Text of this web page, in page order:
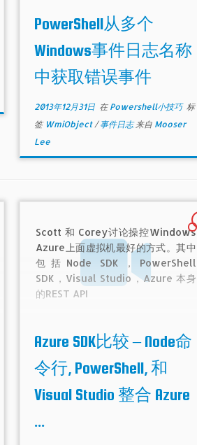
100个出错事件。
PowerShell从多个
Windows事件日志名称
中获取错误事件
2013年12月31日在 Powershell小技巧 标
签 WmiObject/事件日志来自 Mooser
Lee
Scott 和 Corey讨论操控Windows
Azure上面虚拟机最好的方式。其中
包括Node SDK，PowerShell
SDK，Visual Studio，Azure 本身
的REST API
Azure SDK比较 – Node命
令行, PowerShell, 和
Visual Studio 整合 Azure
...